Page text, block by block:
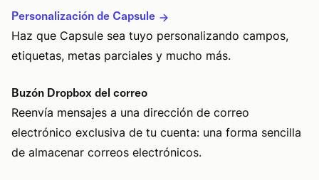
Personalización de Capsule
Haz que Capsule sea tuyo personalizando campos,
etiquetas, metas parciales y mucho más.
Buzón Dropbox del correo
Reenvía mensajes a una dirección de correo
electrónico exclusiva de tu cuenta: una forma sencilla
de almacenar correos electrónicos.